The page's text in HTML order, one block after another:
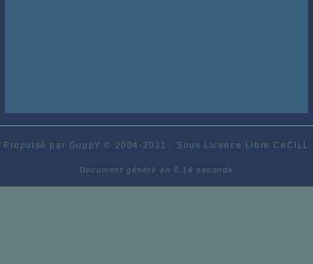
Propulsé par GuppY© 2004-2021 Sous Licence Libre CeCILL
Document généré en 0.14 seconde